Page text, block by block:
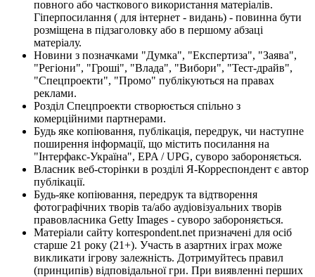
повного або часткового використання матеріалів.
Гіперпосилання ( для інтернет - видань) - повинна бути
розміщена в підзаголовку або в першому абзаці
матеріалу.
Новини з позначками "Думка", "Експертиза", "Заява",
"Регіони", "Гроші", "Влада", "Вибори", "Тест-драйв",
"Спецпроекти", "Промо" публікуються на правах
реклами.
Розділ Спецпроекти створюється спільно з
комерційними партнерами.
Будь яке копіювання, публікація, передрук, чи наступне
поширення інформації, що містить посилання на
"Інтерфакс-Україна", EPA / UPG, суворо забороняється.
Власник веб-сторінки в розділі Я-Корреспондент є автор
публікації.
Будь-яке копіювання, передрук та відтворення
фотографічних творів та/або аудіовізуальних творів
правовласника Getty Images - суворо забороняється.
Матеріали сайту korrespondent.net призначені для осіб
старше 21 року (21+). Участь в азартних іграх може
викликати ігрову залежність. Дотримуйтесь правил
(принципів) відповідальної гри. При виявленні перших